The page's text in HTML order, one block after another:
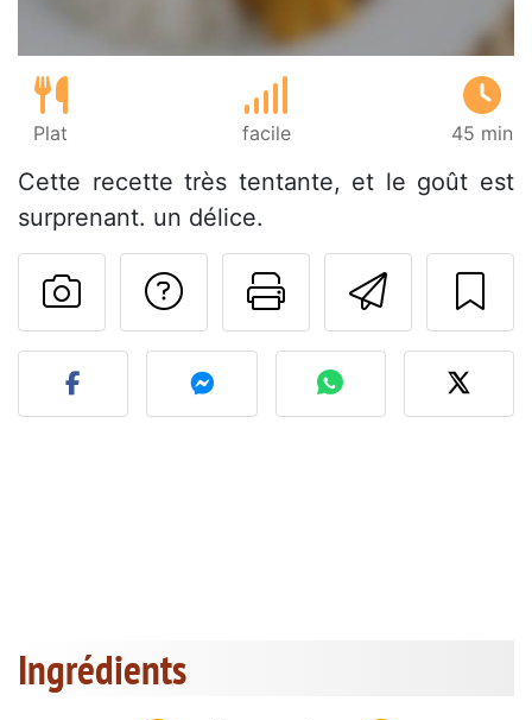
Plat facile 45 min
Cette recette très tentante, et le goût est
surprenant. un délice.
Imprimer
Poser une
Publier votre photo de
Ingrédients